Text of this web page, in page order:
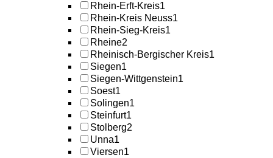
Rhein-Erft-Kreis1
Rhein-Kreis Neuss1
Rhein-Sieg-Kreis1
Rheine2
Rheinisch-Bergischer Kreis1
Siegen1
Siegen-Wittgenstein1
Soest1
Solingen1
Steinfurt1
Stolberg2
Unna1
Viersen1